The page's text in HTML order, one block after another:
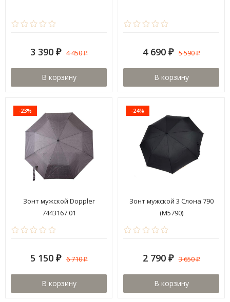
3 390 ₽ 4 450₽
В корзину
4 690 ₽ 5 590₽
В корзину
-23%
Зонт мужской Doppler
7443167 01
5 150 ₽ 6 710₽
В корзину
-24%
Зонт мужской 3 Cлона 790
(M5790)
2 790 ₽ 3 650₽
В корзину